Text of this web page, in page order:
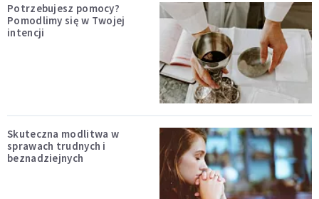
Potrzebujesz pomocy?
Pomodlimy się w Twojej
intencji
Skuteczna modlitwa w
sprawach trudnych i
beznadziejnych